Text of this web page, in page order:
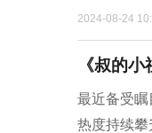
2024-08-24
《叔的
最近备受
热度持续